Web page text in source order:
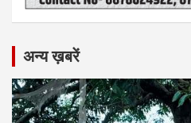
अन्य ख़बरें